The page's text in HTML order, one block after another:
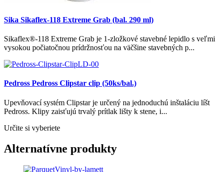
Sika Sikaflex-118 Extreme Grab (bal. 290 ml)
Sikaflex®-118 Extreme Grab je 1-zložkové stavebné lepidlo s veľmi
vysokou počiatočnou prídržnosťou na väčšine stavebných p...
Pedross Pedross Clipstar clip (50ks/bal.)
Upevňovací systém Clipstar je určený na jednoduchú inštaláciu líšt
Pedross. Klipy zaisťujú trvalý prítlak lišty k stene, i...
Určite si vyberiete
Alternatívne produkty